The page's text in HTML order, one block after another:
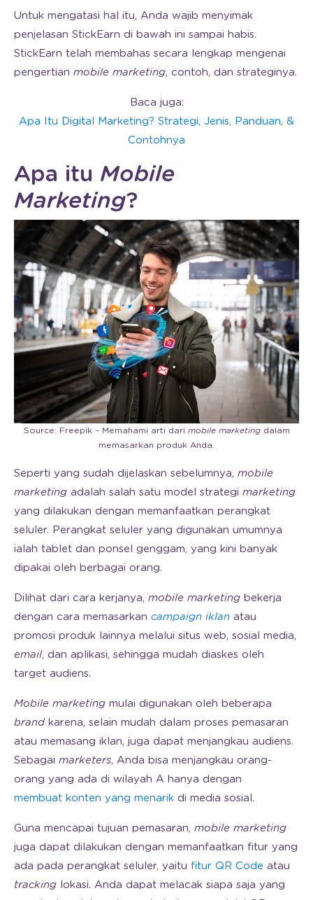
Untuk mengatasi hal itu, Anda wajib menyimak
penjelasan StickEarn di bawah ini sampai habis.
StickEarn telah membahas secara lengkap mengenai
pengertian mobile marketing, contoh, dan strateginya.
Baca juga:
Apa Itu Digital Marketing? Strategi, Jenis, Panduan, &
Contohnya
Apa itu Mobile
Marketing?
Source: Freepik – Memahami arti dari mobile marketingdalam
memasarkan produk Anda.
Seperti yang sudah dijelaskan sebelumnya, mobile
marketing adalah salah satu model strategi marketing
yang dilakukan dengan memanfaatkan perangkat
seluler. Perangkat seluler yang digunakan umumnya
ialah tablet dan ponsel genggam, yang kini banyak
dipakai oleh berbagai orang.
Dilihat dari cara kerjanya, mobile marketing bekerja
dengan cara memasarkan campaign iklan atau
promosi produk lainnya melalui situs web, sosial media,
email, dan aplikasi, sehingga mudah diaskes oleh
target audiens.
Mobile marketing mulai digunakan oleh beberapa
brand karena, selain mudah dalam proses pemasaran
atau memasang iklan, juga dapat menjangkau audiens.
Sebagai marketers, Anda bisa menjangkau orang-
orang yang ada di wilayah A hanya dengan
membuat konten yang menarik di media sosial.
Guna mencapai tujuan pemasaran, mobile marketing
juga dapat dilakukan dengan memanfaatkan fitur yang
ada pada perangkat seluler, yaitu fitur QR Code atau
tracking lokasi. Anda dapat melacak siapa saja yang